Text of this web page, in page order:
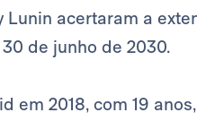
Lunin acertaram a
de junho de 2030.
em 2018, com 19